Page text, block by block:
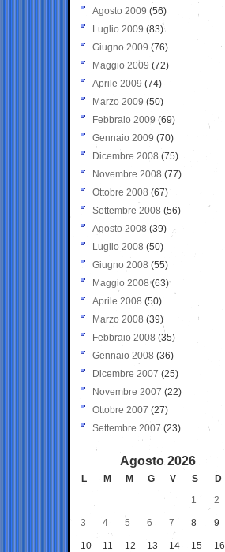
Agosto 2009 (56)
Luglio 2009 (83)
Giugno 2009 (76)
Maggio 2009 (72)
Aprile 2009 (74)
Marzo 2009 (50)
Febbraio 2009 (69)
Gennaio 2009 (70)
Dicembre 2008 (75)
Novembre 2008 (77)
Ottobre 2008 (67)
Settembre 2008 (56)
Agosto 2008 (39)
Luglio 2008 (50)
Giugno 2008 (55)
Maggio 2008(63)
Aprile 2008 (50)
Marzo 2008 (39)
Febbraio 2008 (35)
Gennaio 2008 (36)
Dicembre 2007 (25)
Novembre 2007 (22)
Ottobre 2007 (27)
Settembre 2007 (23)
Agosto 2026
L M M G V S
D
1
2
3 4 5 6 7 8 9
10 11 12 13 14 15 16